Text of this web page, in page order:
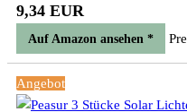
9,34 EUR
Auf Amazon ansehen *
Angebot